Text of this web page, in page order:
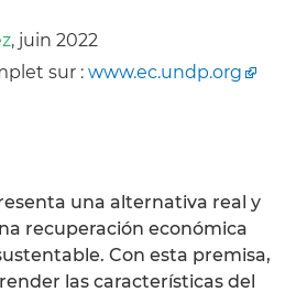
, juin 2022
sur : www.ec.undp.org
una alternativa real y
recuperación económica
Con esta premisa,
las características del